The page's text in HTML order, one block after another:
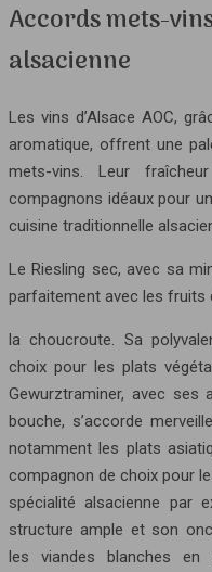
Accords mets-
alsacienne
Les vins d’Alsace AOC,
aromatique, offrent une
mets-vins. Leur
compagnons idéaux pour
cuisine traditionnelle
Le Riesling sec, avec sa
parfaitement avec les fruits
la choucroute. Sa
choix pour les plats
Gewurztraminer, avec
bouche, s’accorde
notamment les plats
compagnon de choix pour
spécialité alsacienne par
structure ample et son
les viandes blanches